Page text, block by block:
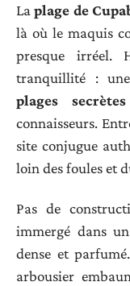
Laplage de
là où le maquis
presque irréel.
tranquillité :
plages
connaisseurs.
site conjugue
loin des foules et
Pas de
immergé dans
dense et
arbousier